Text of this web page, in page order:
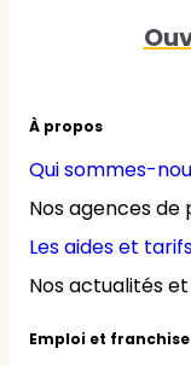
À propos
Qui sommes-
Nos agences de
Les aides et
Nos actualités
Emploi et franchise